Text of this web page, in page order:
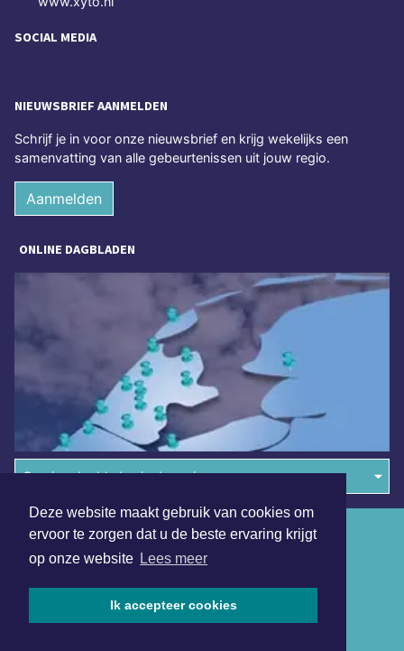
Deze website maakt gebruik van cookies om
ervoor te zorgen dat u de beste ervaring krijgt
op onze website Lees meer
Ik accepteer cookies
SOCIAL MEDIA
NIEUWSBRIEF AANMELDEN
Schrijf je in voor onze nieuwsbrief en krijg wekelijks een
samenvatting van alle gebeurtenissen uit jouw regio.
Aanmelden
ONLINE DAGBLADEN
Overige dagbladen in de regio
Algemene voorwaarden
Disclaimer